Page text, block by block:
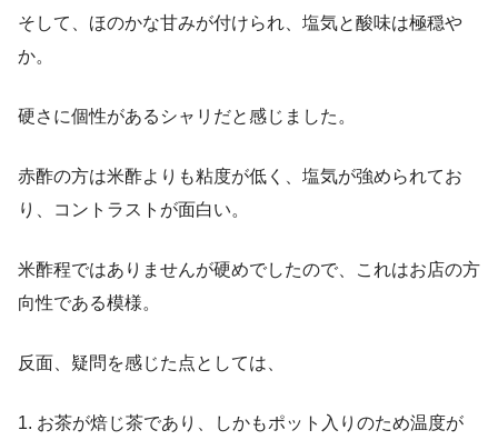
そして、ほのかな甘みが付けられ、塩気と酸味は極穏や
か。
硬さに個性があるシャリだと感じました。
赤酢の方は米酢よりも粘度が低く、塩気が強められてお
り、コントラストが面白い。
米酢程ではありませんが硬めでしたので、これはお店の方
向性である模様。
反面、疑問を感じた点としては、
1. お茶が焙じ茶であり、しかもポット入りのため温度が